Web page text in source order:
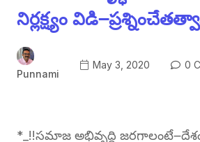
నిర్లక్ష్యం
Punnami
May 3, 2020 0
*_!!సమాజ అభివృద్ధి